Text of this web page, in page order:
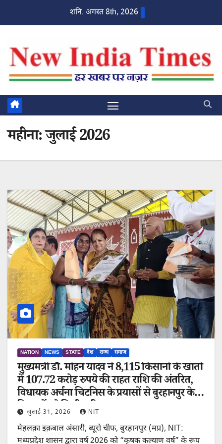
शनि. अगस्त 8th, 2026
महीना:जुलाई 2026
NATION NEWS STATE देश राज्य समाज
मुख्यमंत्री डॉ. मोहन यादव ने 8,115 किसानों के खातों
में 107.72 करोड़ रुपये की राहत राशि की अंतरित,
विधायक अर्चना चिटनिस के प्रयासों से बुरहानपुर के
किसानों को मिली बड़ी राहत
जुलाई 31, 2026 NIT
मेहलक़ा इक़बाल अंसारी, ब्यूरो चीफ, बुरहानपुर (मप्र), NIT:
मध्यप्रदेश शासन द्वारा वर्ष 2026 को “कृषक कल्याण वर्ष” के रूप